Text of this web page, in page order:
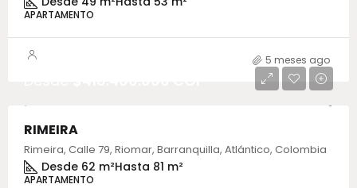
APARTAMENTO
5 meses ago
RIMEIRA
Rimeira, Calle 79, Riomar, Barranquilla, Atlántico, Colombia
Desde 62 m²Hasta 81 m²
APARTAMENTO